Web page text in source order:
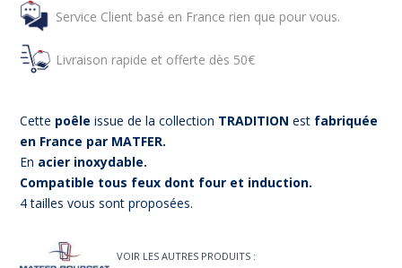
Service Client basé en France rien que pour vous.
Livraison rapide et offerte dès 50€
Cette poêle issue de la collection TRADITION est fabriquée
en France par MATFER.
En acier inoxydable.
Compatible tous feux dont four et induction.
4 tailles vous sont proposées.
VOIR LES AUTRES PRODUITS :